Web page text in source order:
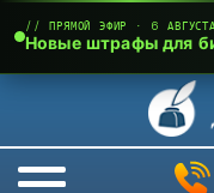
// ПРЯМОЙ ЭФИР · 6
Новые штрафы для